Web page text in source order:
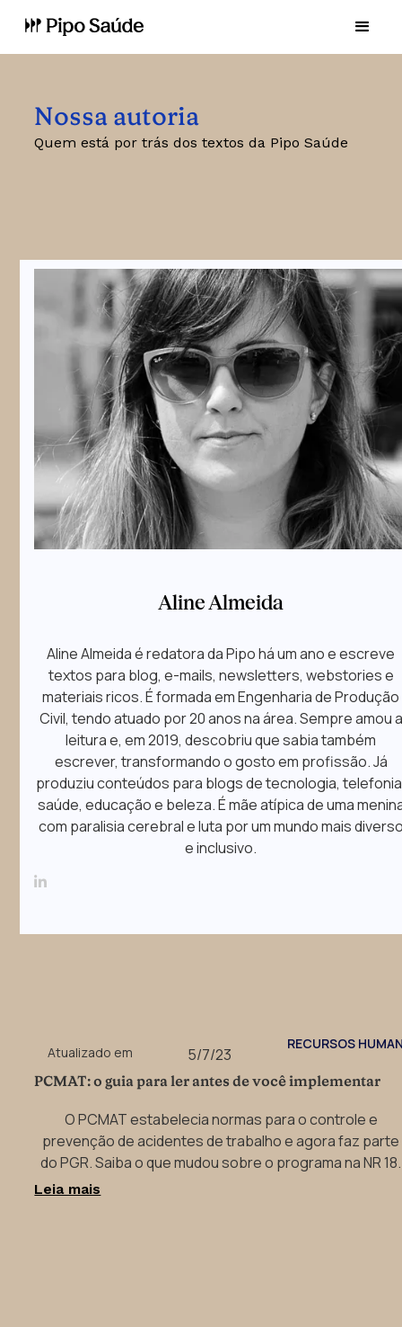
Nossa autoria
Quem está por trás dos textos da Pipo Saúde
Aline Almeida
Aline Almeida é redatora da Pipo há um ano e escreve
textos para blog, e-mails, newsletters, webstories e
materiais ricos. É formada em Engenharia de Produção
Civil, tendo atuado por 20 anos na área. Sempre amou a
leitura e, em 2019, descobriu que sabia também
escrever, transformando o gosto em profissão. Já
produziu conteúdos para blogs de tecnologia,
saúde, educação e beleza. É mãe atípica de uma
com paralisia cerebral e luta por um mundo mais
e inclusivo.

Atualizado em 5/7/23
RECURSOS
PCMAT: o guia para ler antes de você implementar
O PCMAT estabelecia normas para o controle e
prevenção de acidentes de trabalho e agora faz parte
do PGR. Saiba o que mudou sobre o programa na NR 18.
Leia mais